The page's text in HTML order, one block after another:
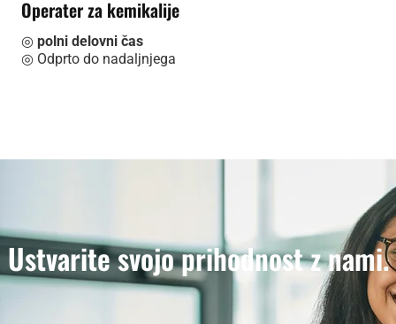
Operater za kemikalije
◎ polni delovni čas
◎ Odprto do nadaljnjega
Ustvarite svojo prihodnost z nami.